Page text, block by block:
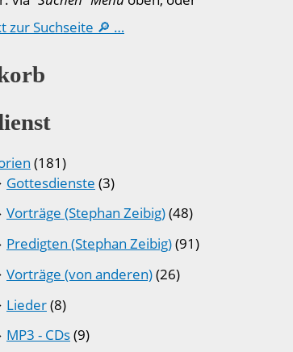
zur Suchseite 🔎 …
(181)
Gottesdienste (3)
Vorträge (Stephan Zeibig)(48)
Predigten (Stephan Zeibig)(91)
Vorträge (von anderen)(26)
Lieder(8)
MP3 - CDs(9)